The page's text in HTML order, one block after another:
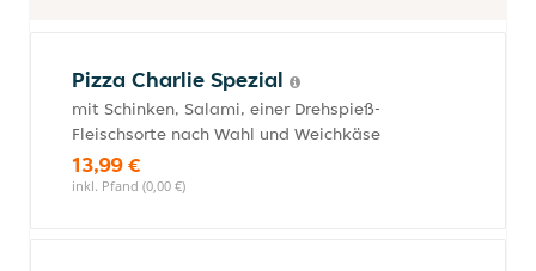
Pizza Charlie Spezial
mit Schinken, Salami, einer Drehspieß-
Fleischsorte nach Wahl und Weichkäse
13,99 €
inkl. Pfand (0,00 €)